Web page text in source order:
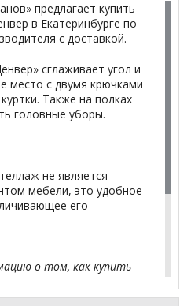
предлагает купить
в Екатеринбурге по
с доставкой.
сглаживает угол и
место с двумя крючками
Также на полках
головные уборы.
не является
мебели, это удобное
его
о том, как купить
.